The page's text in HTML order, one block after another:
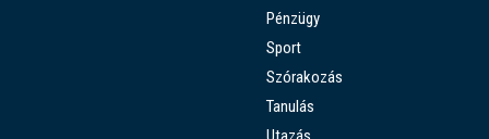
Pénzügy
Sport
Szórakozás
Tanulás